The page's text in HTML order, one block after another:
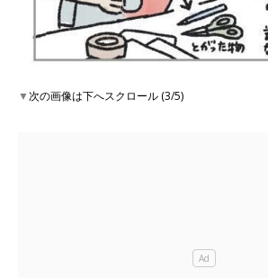
▼次の画像は下へスクロール (3/5)